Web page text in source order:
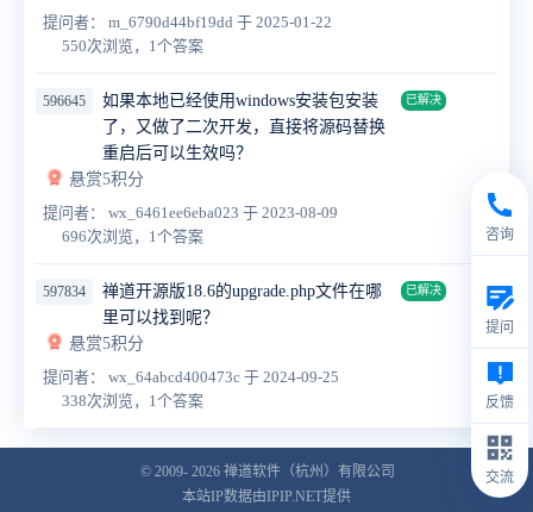
提问者： m_6790d44bf19dd 于 2025-01-22
550次浏览，1个答案
596645
如果本地已经使用windows安装包安装
了，又做了二次开发，直接将源码替换
重启后可以生效吗？
已解决
悬赏5积分
提问者： wx_6461ee6eba023 于 2023-08-09
696次浏览，1个答案
597834
禅道开源版18.6的upgrade.php文件在哪
里可以找到呢？
已解决
悬赏5积分
提问者： wx_64abcd400473c 于 2024-09-25
338次浏览，1个答案
© 2009- 2026 禅道软件（杭州）有限公司
本站IP数据由IPIP.NET提供
咨询
提问
反馈
交流